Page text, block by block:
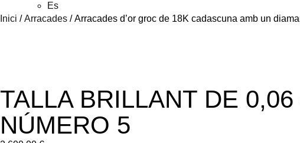
Es
Inici /Arracades / Arracades d’or groc de 18K cadascuna amb un
TALLA BRILLANT DE
NÚMERO 5